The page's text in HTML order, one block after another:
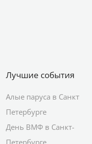
Лучшие события
Алые паруса в Санкт
Петербурге
День ВМФ в Санкт-
Петербурге